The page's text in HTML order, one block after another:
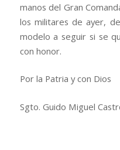
manos del Gran
los militares de ayer,
modelo a seguir si se
con honor.
Por la Patria y con Dios
Sgto. Guido Miguel